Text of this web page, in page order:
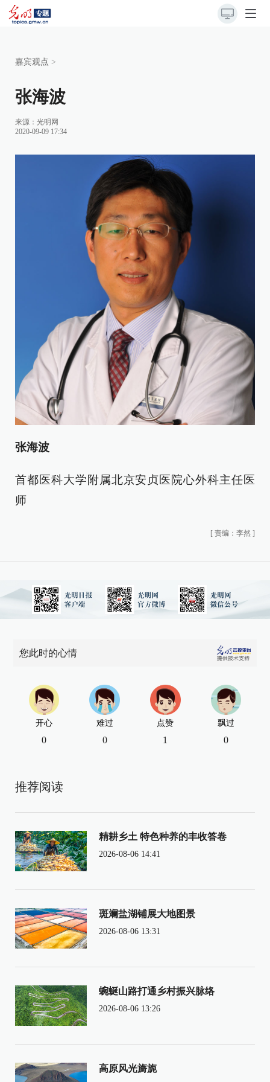
嘉宾观点 >
张海波
来源：光明网
2020-09-09 17:34
张海波
首都医科大学附属北京安贞医院心外科主任医
师
[ 责编：李然 ]
您此时的心情
开心
0
难过
0
点赞
1
飘过
0
推荐阅读
精耕乡土 特色种养的丰收答卷
2026-08-06 14:41
斑斓盐湖铺展大地图景
2026-08-06 13:31
蜿蜒山路打通乡村振兴脉络
2026-08-06 13:26
高原风光旖旎